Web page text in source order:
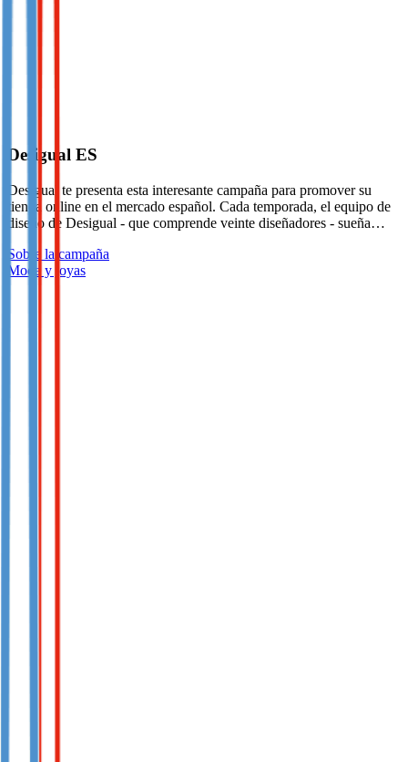
Desigual ES
Desigual te presenta esta interesante campaña para promover su
tienda online en el mercado español. Cada temporada, el equipo de
diseño de Desigual - que comprende veinte diseñadores - sueña…
Sobre la campaña
Moda y joyas